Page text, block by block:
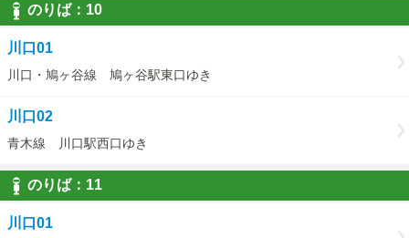
のりば：10
川口01
川口・鳩ヶ谷線 鳩ヶ谷駅東口ゆき
川口02
青木線 川口駅西口ゆき
のりば：11
川口01